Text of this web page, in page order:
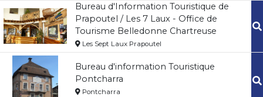
Bureau d'Information Touristique de
Prapoutel / Les 7 Laux - Office de
Tourisme Belledonne Chartreuse
Les Sept Laux Prapoutel
Bureau d'information Touristique
Pontcharra
Pontcharra